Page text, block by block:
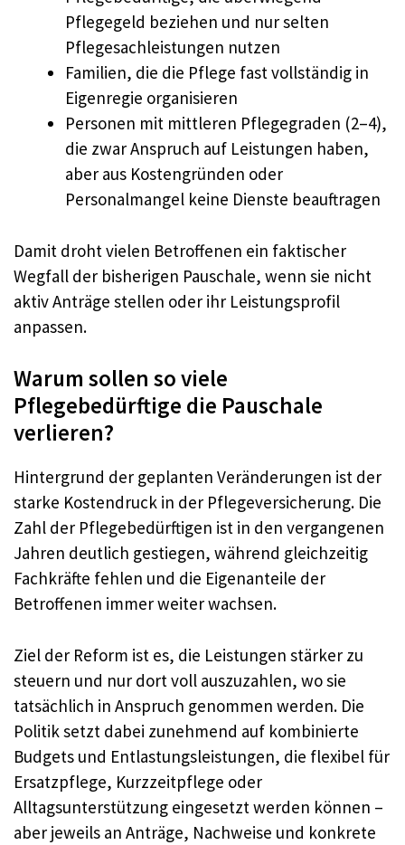
Pflegegeld beziehen und nur selten
Pflegesachleistungen nutzen
Familien, die die Pflege fast vollständig in
Eigenregie organisieren
Personen mit mittleren Pflegegraden (2–4),
die zwar Anspruch auf Leistungen haben,
aber aus Kostengründen oder
Personalmangel keine Dienste beauftragen
Damit droht vielen Betroffenen ein faktischer
Wegfall der bisherigen Pauschale, wenn sie nicht
aktiv Anträge stellen oder ihr Leistungsprofil
anpassen.
Warum sollen so viele
Pflegebedürftige die Pauschale
verlieren?
Hintergrund der geplanten Veränderungen ist der
starke Kostendruck in der Pflegeversicherung. Die
Zahl der Pflegebedürftigen ist in den vergangenen
Jahren deutlich gestiegen, während gleichzeitig
Fachkräfte fehlen und die Eigenanteile der
Betroffenen immer weiter wachsen.
Ziel der Reform ist es, die Leistungen stärker zu
steuern und nur dort voll auszuzahlen, wo sie
tatsächlich in Anspruch genommen werden. Die
Politik setzt dabei zunehmend auf kombinierte
Budgets und Entlastungsleistungen, die flexibel für
Ersatzpflege, Kurzzeitpflege oder
Alltagsunterstützung eingesetzt werden können –
aber jeweils an Anträge, Nachweise und konkrete